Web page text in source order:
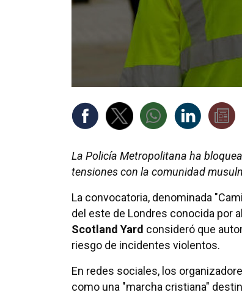
La Policía Metropolitana ha
tensiones con la comunidad
La convocatoria, denominada
del este de Londres conocida por
Scotland Yard consideró que
riesgo de incidentes violentos.
En redes sociales, los
como una "marcha cristiana"